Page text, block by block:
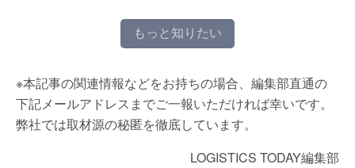
もっと知りたい
※本記事の関連情報などをお持ちの場合、編集部直通の
下記メールアドレスまでご一報いただければ幸いです。
弊社では取材源の秘匿を徹底しています。
LOGISTICS TODAY編集部